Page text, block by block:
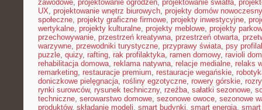
zawodowe, projektowanie ogrodzeń, projektowanie światła,
UX, projektowanie wnętrz biurowych, projekty domów
społeczne, projekty graficzne firmowe, projekty inwestycyjne,
wertykalne, projekty kulturalne, projekty meblowe, projekty
przechowywanie, przestrzeń kreatywna, przestrzeń otwarta,
warzywne, przewodniki turystyczne, przyprawy świata, psy
puzzle, quizy, rafting, rak profilaktyka, ramen domowy, ravioli
rehabilitacja domowa, reklama natywna, relacje medialne, relaks
remarketing, restauracje premium, restauracje wegańskie,
doniczkowe pielęgnacja, rośliny egzotyczne, rowery górskie,
rynki surowców, rysunek techniczny, rzeźba, sałatki sezonowe,
techniczne, serowarstwo domowe, sezonowe owoce, sezonowe
produktów, składanie modeli, smart budynki, smart energia,